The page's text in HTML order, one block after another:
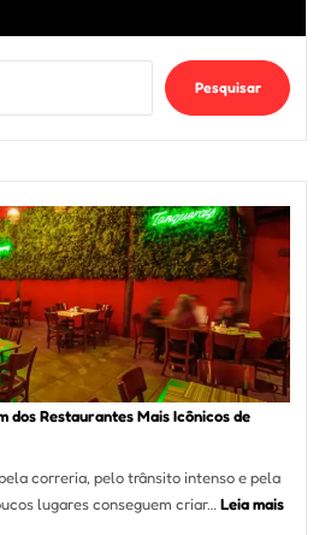
Pesquisar
dos Restaurantes Mais Icônicos de
correria, pelo trânsito intenso e pela
lugares conseguem criar… Leia mais: